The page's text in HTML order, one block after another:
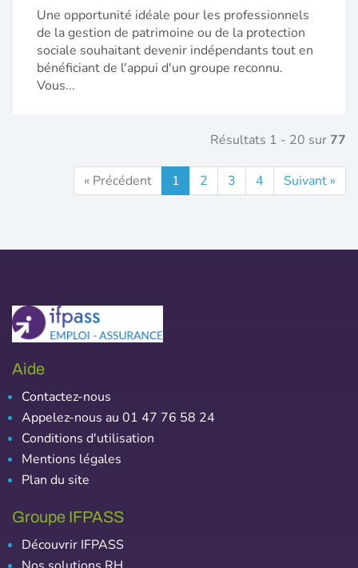
Une opportunité idéale pour les professionnels
de la gestion de patrimoine ou de la protection
sociale souhaitant devenir indépendants tout en
bénéficiant de l'appui d'un groupe reconnu.
Vous...
Résultats 1 - 20 sur 77
« Précédent 1 2 3 4 Suivant »
Aide
Contactez-nous
Appelez-nous au 01 47 76 58 24
Conditions d'utilisation
Mentions légales
Plan du site
Groupe IFPASS
Découvrir IFPASS